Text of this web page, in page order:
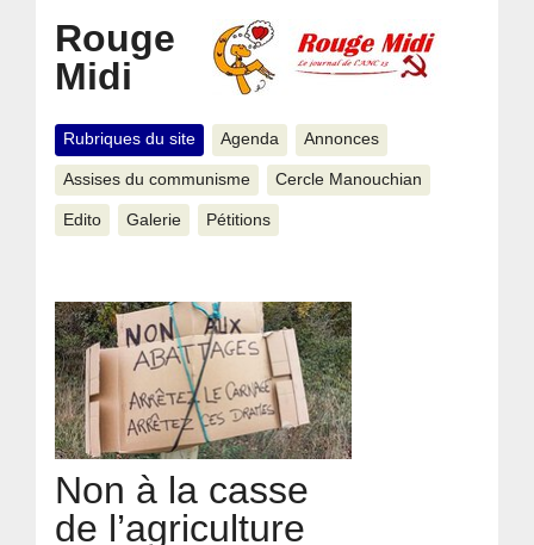
Rouge
Midi
Rubriques du site Agenda Annonces
Assises du communisme Cercle Manouchian
Edito Galerie Pétitions
Non à la casse
de l’agriculture